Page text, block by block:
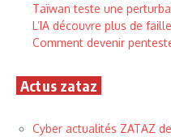
Taïwan teste une
L’IA découvre plus de
Comment devenir
Actus zataz
Cyber actualités ZATAZ